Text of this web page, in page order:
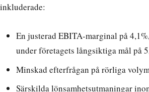
inkluderade:
En justerad EBITA-marginal på
under företagets långsiktiga mål på
Minskad efterfrågan på rörliga
Särskilda lönsamhetsutmaningar